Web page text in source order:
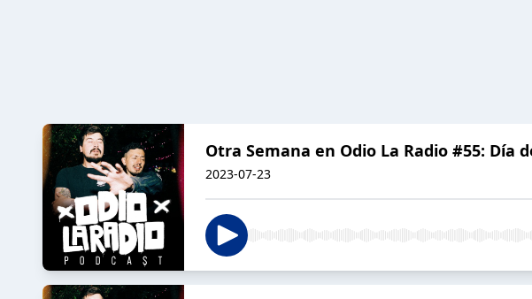
Otra Semana en Odio La Radio #55:
2023-07-23